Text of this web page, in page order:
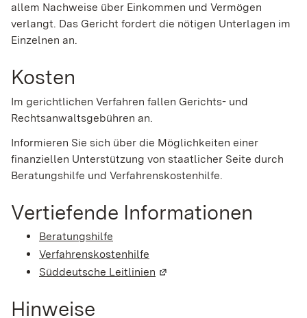
allem Nachweise über Einkommen und Vermögen
verlangt. Das Gericht fordert die nötigen Unterlagen im
Einzelnen an.
Kosten
Im gerichtlichen Verfahren fallen Gerichts- und
Rechtsanwaltsgebühren an.
Informieren Sie sich über die Möglichkeiten einer
finanziellen Unterstützung von staatlicher Seite durch
Beratungshilfe und Verfahrenskostenhilfe.
Vertiefende Informationen
Beratungshilfe
Verfahrenskostenhilfe
Süddeutsche Leitlinien (Wird in einem neuen
Hinweise